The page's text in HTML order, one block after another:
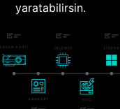
yaratabilirsin.